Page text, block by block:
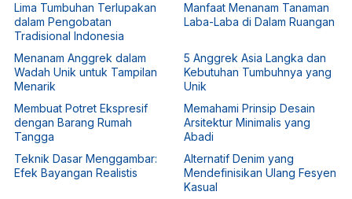
Lima Tumbuhan Terlupakan
dalam Pengobatan
Tradisional Indonesia
Manfaat Menanam Tanaman
Laba-Laba di Dalam Ruangan
Menanam Anggrek dalam
Wadah Unik untuk Tampilan
Menarik
5 Anggrek Asia Langka dan
Kebutuhan Tumbuhnya yang
Unik
Membuat Potret Ekspresif
dengan Barang Rumah
Tangga
Memahami Prinsip Desain
Arsitektur Minimalis yang
Abadi
Teknik Dasar Menggambar:
Efek Bayangan Realistis
Alternatif Denim yang
Mendefinisikan Ulang Fesyen
Kasual